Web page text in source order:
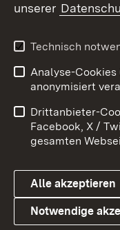
X / Twitter
Youtube
Link zum
Benutzungshinweise
Datenschutz
unserer
Technisch
Analyse-
anonymisiert
Drittanbieter-
Facebook, X /
gesamten
Alle akzeptieren
Notwendige